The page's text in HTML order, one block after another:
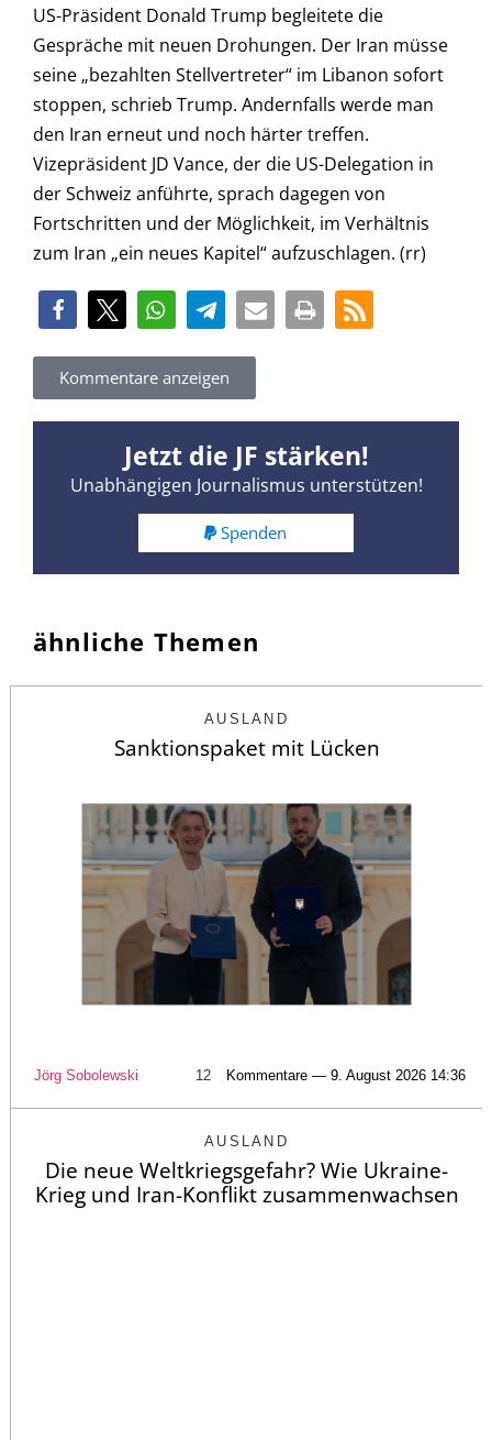
US-Präsident Donald Trump begleitete die
Gespräche mit neuen Drohungen. Der Iran müsse
seine „bezahlten Stellvertreter“ im Libanon sofort
stoppen, schrieb Trump. Andernfalls werde man
den Iran erneut und noch härter treffen.
Vizepräsident JD Vance, der die US-Delegation in
der Schweiz anführte, sprach dagegen von
Fortschritten und der Möglichkeit, im Verhältnis
zum Iran „ein neues Kapitel“ aufzuschlagen. (rr)
Kommentare anzeigen
Jetzt die JF stärken!
Unabhängigen Journalismus unterstützen!
Spenden
ähnliche Themen
AUSLAND
Sanktionspaket mit Lücken
Jörg Sobolewski 12 Kommentare — 9. August 2026 14:36
AUSLAND
Die neue Weltkriegsgefahr? Wie Ukraine-
Krieg und Iran-Konflikt zusammenwachsen